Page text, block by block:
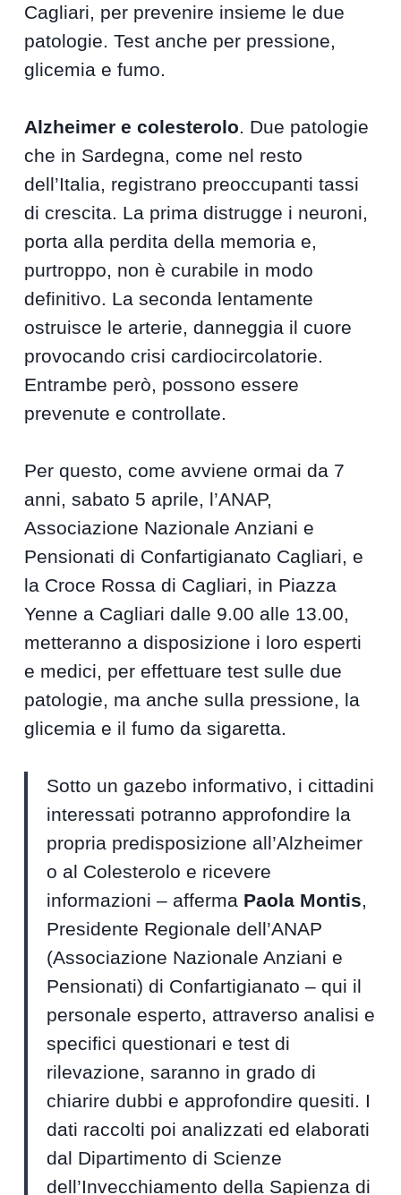
Cagliari, per prevenire insieme le due
patologie. Test anche per pressione,
glicemia e fumo.
Alzheimer e colesterolo. Due patologie
che in Sardegna, come nel resto
dell’Italia, registrano preoccupanti tassi
di crescita. La prima distrugge i neuroni,
porta alla perdita della memoria e,
purtroppo, non è curabile in modo
definitivo. La seconda lentamente
ostruisce le arterie, danneggia il cuore
provocando crisi cardiocircolatorie.
Entrambe però, possono essere
prevenute e controllate.
Per questo, come avviene ormai da 7
anni, sabato 5 aprile, l’ANAP,
Associazione Nazionale Anziani e
Pensionati di Confartigianato Cagliari, e
la Croce Rossa di Cagliari, in Piazza
Yenne a Cagliari dalle 9.00 alle 13.00,
metteranno a disposizione i loro esperti
e medici, per effettuare test sulle due
patologie, ma anche sulla pressione, la
glicemia e il fumo da sigaretta.
Sotto un gazebo informativo, i cittadini
interessati potranno approfondire la
propria predisposizione all’Alzheimer
o al Colesterolo e ricevere
informazioni – afferma Paola Montis,
Presidente Regionale dell’ANAP
(Associazione Nazionale Anziani e
Pensionati) di Confartigianato – qui il
personale esperto, attraverso analisi e
specifici questionari e test di
rilevazione, saranno in grado di
chiarire dubbi e approfondire quesiti. I
dati raccolti poi analizzati ed elaborati
dal Dipartimento di Scienze
dell’Invecchiamento della Sapienza di